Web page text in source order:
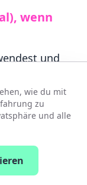
wie du mit
zu
und alle
wenn
und
musst